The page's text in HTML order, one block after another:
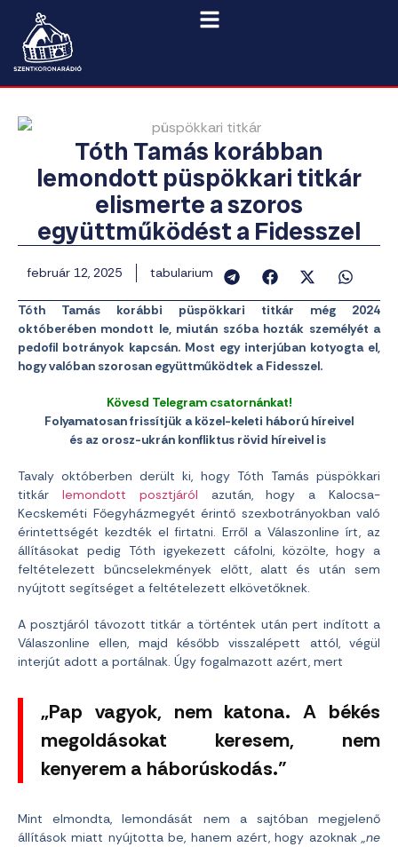
Tóth Tamás korábban
lemondott püspökkari titkár
elismerte a szoros
együttműködést a Fidesszel
február 12, 2025 tabularium
Tóth Tamás korábbi püspökkari titkár még 2024
októberében mondott le, miután szóba hozták személyét a
pedofil botrányok kapcsán. Most egy interjúban kotyogta el,
hogy valóban szorosan együttműködtek a Fidesszel.
Kövesd Telegram csatornánkat!
Folyamatosan frissítjük a közel-keleti háború híreivel
és az orosz-ukrán konfliktus rövid híreivel is
Tavaly októberben derült ki, hogy Tóth Tamás püspökkari
titkár lemondott posztjáról azután, hogy a Kalocsa-
Kecskeméti Főegyházmegyét érintő szexbotrányokban való
érintettségét kezdték el firtatni. Erről a Válaszonline írt, az
állításokat pedig Tóth igyekezett cáfolni, közölte, hogy a
feltételezett bűncselekmények előtt, alatt és után sem
nyújtott segítséget a feltételezett elkövetőknek.
A posztjáról távozott titkár a történtek után pert indított a
Válaszonline ellen, majd később visszalépett attól, végül
interjút adott a portálnak. Úgy fogalmazott azért, mert
„Pap vagyok, nem katona. A békés
megoldásokat keresem, nem
kenyerem a háborúskodás.”
Mint elmondta, lemondását nem a sajtóban megjelenő
állítások miatt nyújtotta be, hanem azért, hogy azoknak
„ne